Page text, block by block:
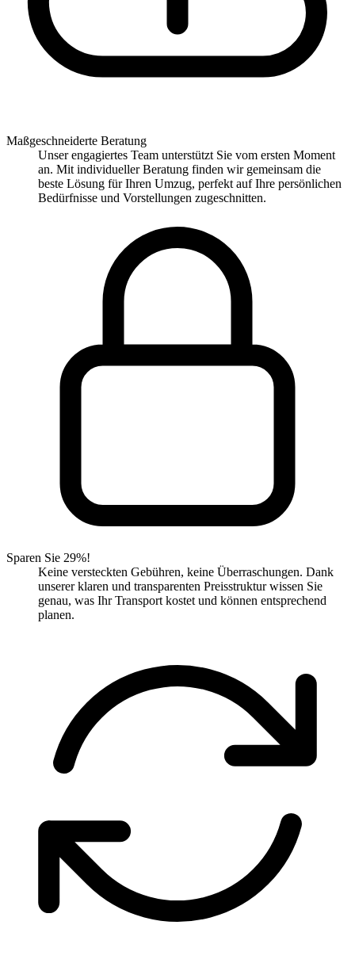
Maßgeschneiderte Beratung
Unser engagiertes Team unterstützt Sie vom ersten Moment
an. Mit individueller Beratung finden wir gemeinsam die
beste Lösung für Ihren Umzug, perfekt auf Ihre persönlichen
Bedürfnisse und Vorstellungen zugeschnitten.
Sparen Sie 29%!
Keine versteckten Gebühren, keine Überraschungen. Dank
unserer klaren und transparenten Preisstruktur wissen Sie
genau, was Ihr Transport kostet und können entsprechend
planen.